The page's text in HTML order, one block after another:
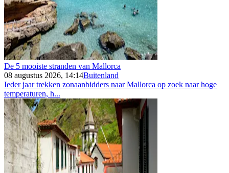
De 5 mooiste stranden van Mallorca
08 augustus 2026, 14:14Buitenland
Ieder jaar trekken zonaanbidders naar Mallorca op zoek naar hoge
temperaturen, h...